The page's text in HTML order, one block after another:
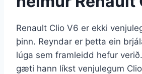
Renault Clio V6 er ekki
þinn. Reyndar er þetta ein
lúga sem framleidd hefur
gæti hann líkst venjulegum